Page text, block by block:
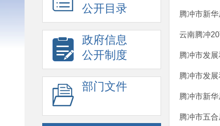
公开目录
政府信息
公开制度
部门文件
腾冲市新
云南腾冲
腾冲市发
腾冲市发
腾冲市新
腾冲市五